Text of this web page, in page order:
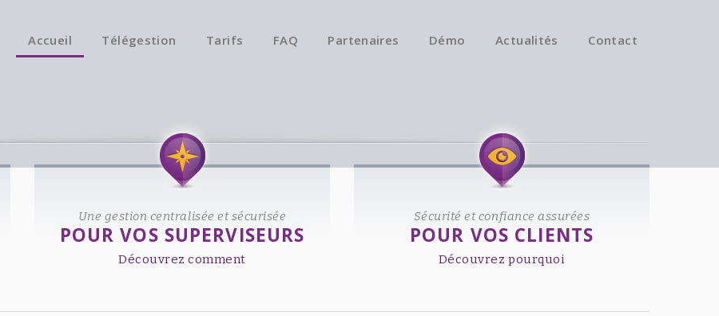
Accueil Télégestion Tarifs FAQ Partenaires Démo Actualités Contact
Available on iOS & Android.
Une gestion centralisée et sécurisée
POUR VOS SUPERVISEURS
Découvrez comment
Sécurité et confiance assurées
POUR VOS CLIENTS
Découvrez pourquoi